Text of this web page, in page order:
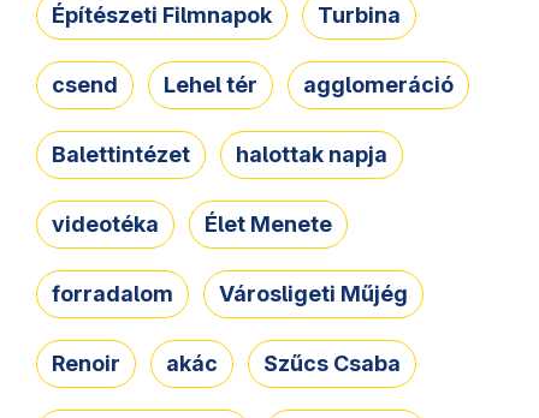
Építészeti Filmnapok Turbina
csend Lehel tér agglomeráció
Balettintézet halottak napja
videotéka Élet Menete
forradalom Városligeti Műjég
Renoir akác Szűcs Csaba